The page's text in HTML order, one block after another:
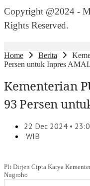
Copyright @2024 -
Rights Reserved.
Home Berita
Persen untuk Inpres
Kementerian
93 Persen
22 Dec 2024 •
WIB
Plt Dirjen Cipta Karya
Nugroho